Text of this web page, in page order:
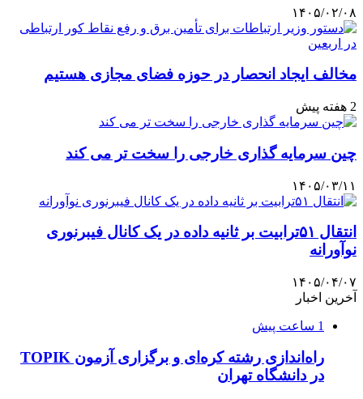
۱۴۰۵/۰۲/۰۸
مخالف ایجاد انحصار در حوزه فضای مجازی هستیم
2 هفته پیش
چین سرمایه گذاری خارجی را سخت تر می کند
۱۴۰۵/۰۳/۱۱
انتقال ۵۱ترابیت بر ثانیه داده در یک کانال فیبرنوری
نوآورانه
۱۴۰۵/۰۴/۰۷
آخرین اخبار
1 ساعت پیش
راه‌اندازی رشته کره‌ای و برگزاری آزمون TOPIK
در دانشگاه تهران